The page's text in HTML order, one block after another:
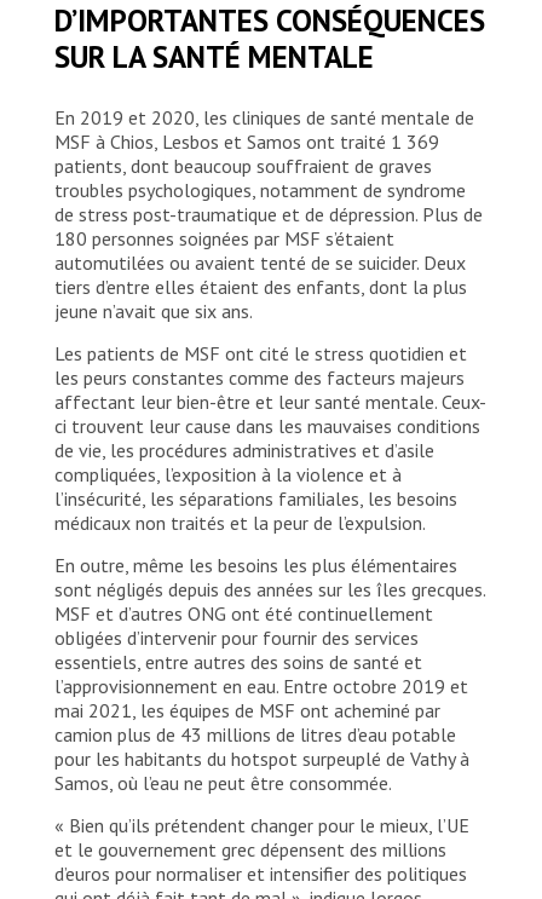
D’IMPORTANTES CONSÉQUENCES
SUR LA SANTÉ MENTALE
En 2019 et 2020, les cliniques de santé mentale de
MSF à Chios, Lesbos et Samos ont traité 1 369
patients, dont beaucoup souffraient de graves
troubles psychologiques, notamment de syndrome
de stress post-traumatique et de dépression. Plus de
180 personnes soignées par MSF s’étaient
automutilées ou avaient tenté de se suicider. Deux
tiers d’entre elles étaient des enfants, dont la plus
jeune n’avait que six ans.
Les patients de MSF ont cité le stress quotidien et
les peurs constantes comme des facteurs majeurs
affectant leur bien-être et leur santé mentale. Ceux-
ci trouvent leur cause dans les mauvaises conditions
de vie, les procédures administratives et d’asile
compliquées, l’exposition à la violence et à
l’insécurité, les séparations familiales, les besoins
médicaux non traités et la peur de l’expulsion.
En outre, même les besoins les plus élémentaires
sont négligés depuis des années sur les îles grecques.
MSF et d’autres ONG ont été continuellement
obligées d’intervenir pour fournir des services
essentiels, entre autres des soins de santé et
l’approvisionnement en eau. Entre octobre 2019 et
mai 2021, les équipes de MSF ont acheminé par
camion plus de 43 millions de litres d’eau potable
pour les habitants du hotspot surpeuplé de Vathy à
Samos, où l’eau ne peut être consommée.
« Bien qu’ils prétendent changer pour le mieux, l’UE
et le gouvernement grec dépensent des millions
d’euros pour normaliser et intensifier des politiques